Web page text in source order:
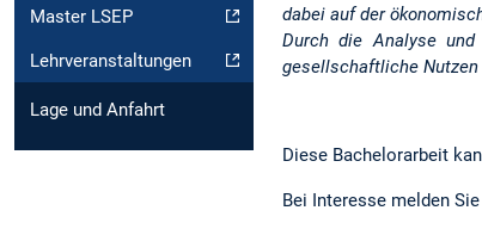
Master LSEP
Lehrveranstaltungen
Lage und Anfahrt
dabei auf der
Durch die Analyse
gesellschaftliche Nutzen
Diese Bachelorarbeit
Bei Interesse melden